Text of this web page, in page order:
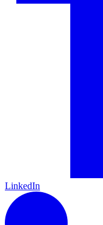
LinkedIn